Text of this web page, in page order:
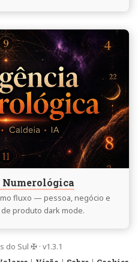
fluxo — pessoa, negócio e
produto dark mode.
Sul ✠ · v1.3.1